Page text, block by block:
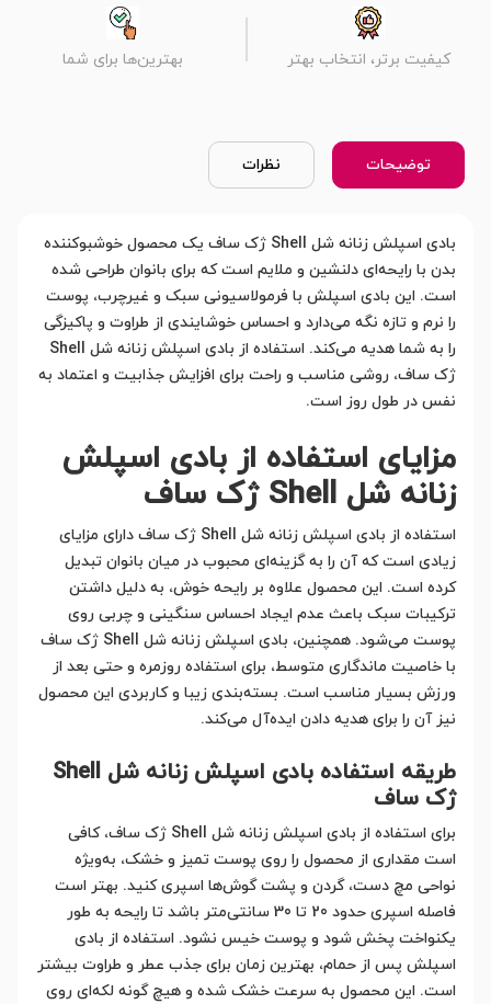
کیفیت برتر، انتخاب بهتر بهترین‌ها برای شما
توضیحات نظرات
بادی اسپلش زنانه شل Shell ژک ساف یک محصول خوشبوکننده
بدن با رایحه‌ای دلنشین و ملایم است که برای بانوان طراحی شده
است. این بادی اسپلش با فرمولاسیونی سبک و غیرچرب، پوست
را نرم و تازه نگه می‌دارد و احساس خوشایندی از طراوت و پاکیزگی
را به شما هدیه می‌کند. استفاده از بادی اسپلش زنانه شل Shell
ژک ساف، روشی مناسب و راحت برای افزایش جذابیت و اعتماد به
نفس در طول روز است.
مزایای استفاده از بادی اسپلش
زنانه شل Shell ژک ساف
استفاده از بادی اسپلش زنانه شل Shell ژک ساف دارای مزایای
زیادی است که آن را به گزینه‌ای محبوب در میان بانوان تبدیل
کرده است. این محصول علاوه بر رایحه خوش، به دلیل داشتن
ترکیبات سبک باعث عدم ایجاد احساس سنگینی و چربی روی
پوست می‌شود. همچنین، بادی اسپلش زنانه شل Shell ژک ساف
با خاصیت ماندگاری متوسط، برای استفاده روزمره و حتی بعد از
ورزش بسیار مناسب است. بسته‌بندی زیبا و کاربردی این محصول
نیز آن را برای هدیه دادن ایده‌آل می‌کند.
طریقه استفاده بادی اسپلش زنانه شل Shell
ژک ساف
برای استفاده از بادی اسپلش زنانه شل Shell ژک ساف، کافی
است مقداری از محصول را روی پوست تمیز و خشک، به‌ویژه
نواحی مچ دست، گردن و پشت گوش‌ها اسپری کنید. بهتر است
فاصله اسپری حدود 20 تا 30 سانتی‌متر باشد تا رایحه به طور
یکنواخت پخش شود و پوست خیس نشود. استفاده از بادی
اسپلش پس از حمام، بهترین زمان برای جذب عطر و طراوت بیشتر
است. این محصول به سرعت خشک شده و هیچ گونه لکه‌ای روی